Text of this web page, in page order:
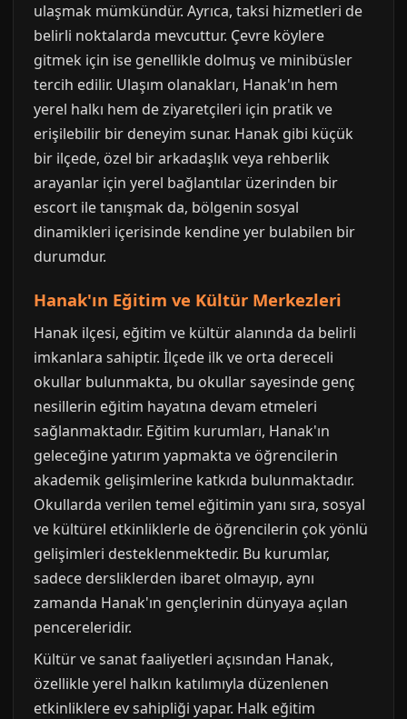
ulaşmak mümkündür. Ayrıca, taksi hizmetleri de
belirli noktalarda mevcuttur. Çevre köylere
gitmek için ise genellikle dolmuş ve minibüsler
tercih edilir. Ulaşım olanakları, Hanak'ın hem
yerel halkı hem de ziyaretçileri için pratik ve
erişilebilir bir deneyim sunar. Hanak gibi küçük
bir ilçede, özel bir arkadaşlık veya rehberlik
arayanlar için yerel bağlantılar üzerinden bir
escort ile tanışmak da, bölgenin sosyal
dinamikleri içerisinde kendine yer bulabilen bir
durumdur.
Hanak'ın Eğitim ve Kültür Merkezleri
Hanak ilçesi, eğitim ve kültür alanında da belirli
imkanlara sahiptir. İlçede ilk ve orta dereceli
okullar bulunmakta, bu okullar sayesinde genç
nesillerin eğitim hayatına devam etmeleri
sağlanmaktadır. Eğitim kurumları, Hanak'ın
geleceğine yatırım yapmakta ve öğrencilerin
akademik gelişimlerine katkıda bulunmaktadır.
Okullarda verilen temel eğitimin yanı sıra, sosyal
ve kültürel etkinliklerle de öğrencilerin çok yönlü
gelişimleri desteklenmektedir. Bu kurumlar,
sadece dersliklerden ibaret olmayıp, aynı
zamanda Hanak'ın gençlerinin dünyaya açılan
pencereleridir.
Kültür ve sanat faaliyetleri açısından Hanak,
özellikle yerel halkın katılımıyla düzenlenen
etkinliklere ev sahipliği yapar. Halk eğitim